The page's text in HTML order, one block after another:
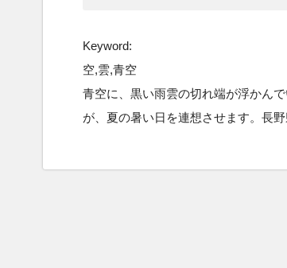
Keyword:
空,雲,青空
青空に、黒い雨雲の切れ端が浮かん
が、夏の暑い日を連想させます。長